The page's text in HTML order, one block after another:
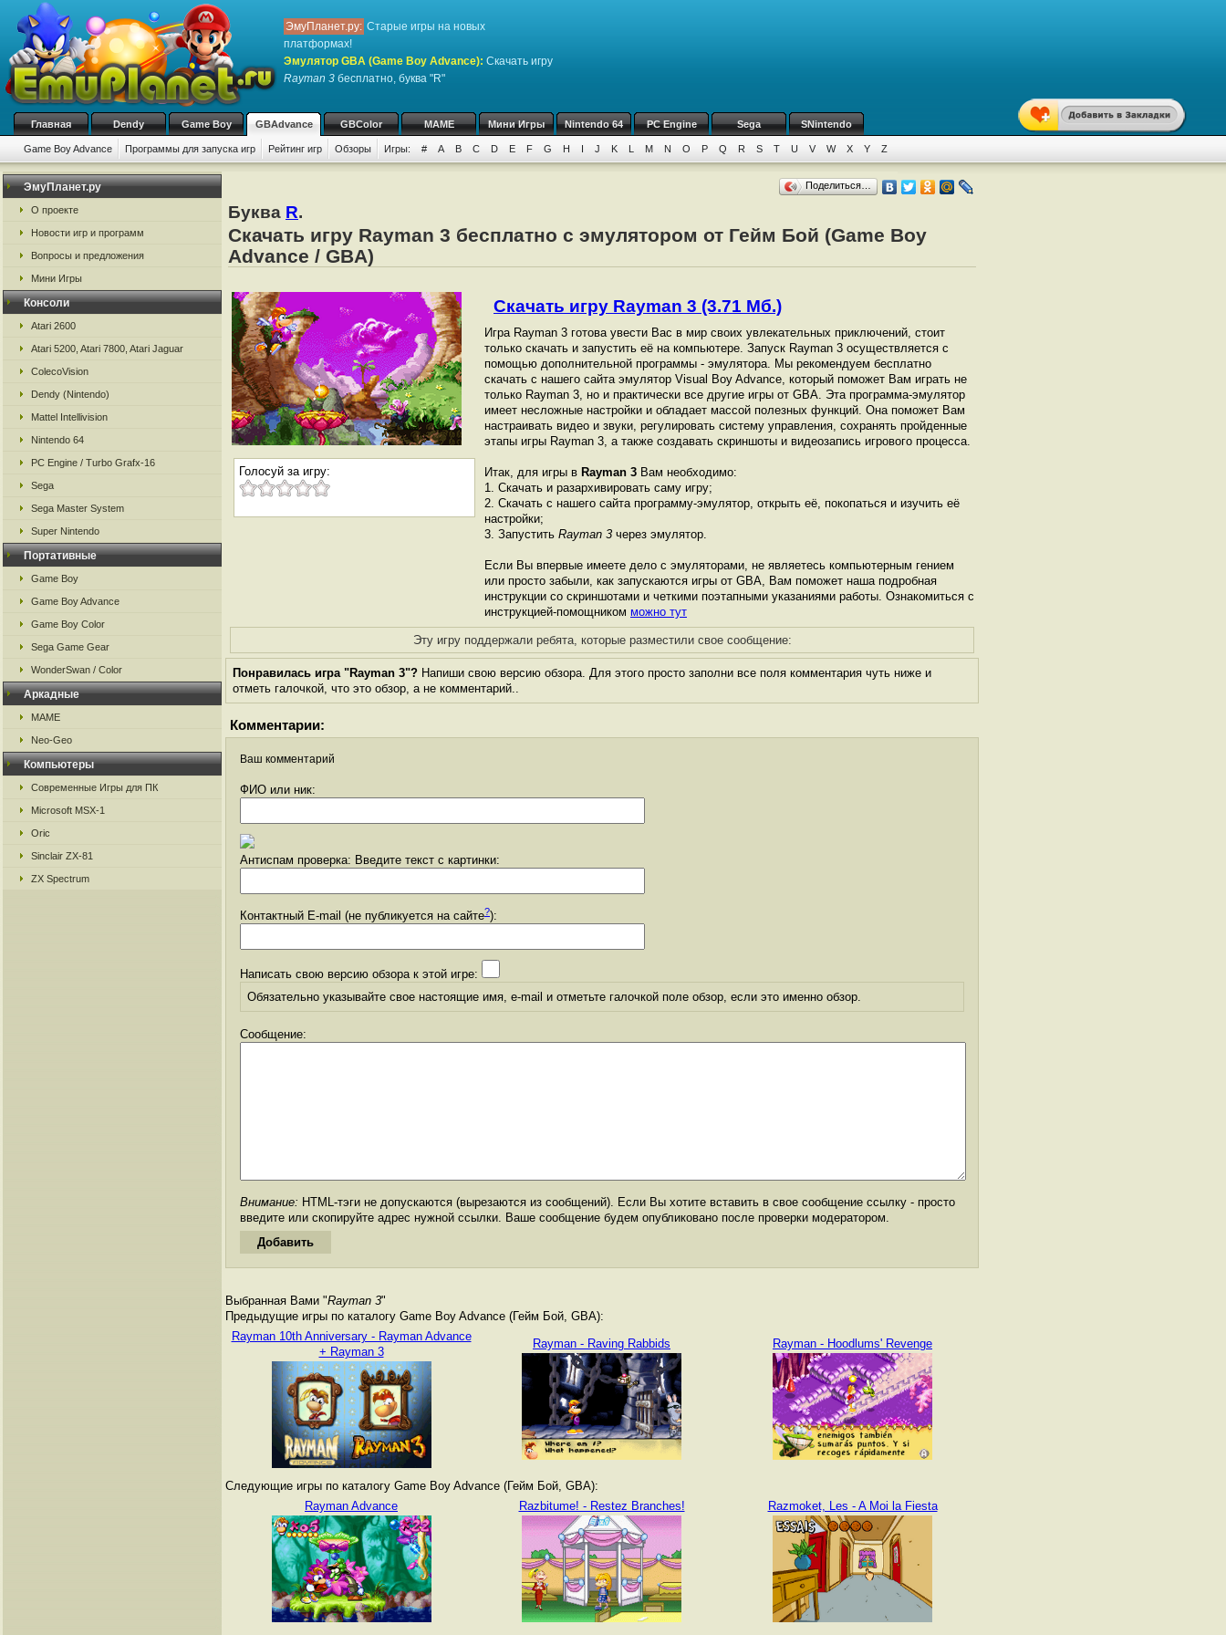
ЭмуПланет.ру: Старые игры на новых
платформах!
Эмулятор GBA (Game Boy Advance): Скачать игру
Rayman 3 бесплатно, буква "R"
Главная Dendy Game Boy GBAdvance GBColor MAME Мини Игры Nintendo 64 PC Engine Sega SNintendo
Game Boy Advance Программы для запуска игр Рейтинг игр Обзоры Игры: # A B C D E F G H I J K L M N O P Q R S T U V W X Y Z
ЭмуПланет.ру
О проекте
Новости игр и программ
Вопросы и предложения
Мини Игры
Консоли
Atari 2600
Atari 5200, Atari 7800, Atari Jaguar
ColecoVision
Dendy (Nintendo)
Mattel Intellivision
Nintendo 64
PC Engine / Turbo Grafx-16
Sega
Sega Master System
Super Nintendo
Портативные
Game Boy
Game Boy Advance
Game Boy Color
Sega Game Gear
WonderSwan / Color
Аркадные
MAME
Neo-Geo
Компьютеры
Современные Игры для ПК
Microsoft MSX-1
Oric
Sinclair ZX-81
ZX Spectrum
Поделиться…
Буква R.
Скачать игру Rayman 3 бесплатно с эмулятором от Гейм Бой (Game Boy
Advance / GBA)
Голосуй за игру:
Скачать игру Rayman 3 (3.71 Мб.)
Игра Rayman 3 готова увести Вас в мир своих увлекательных приключений, стоит
только скачать и запустить её на компьютере. Запуск Rayman 3 осуществляется с
помощью дополнительной программы - эмулятора. Мы рекомендуем бесплатно
скачать с нашего сайта эмулятор Visual Boy Advance, который поможет Вам играть не
только Rayman 3, но и практически все другие игры от GBА. Эта программа-эмулятор
имеет несложные настройки и обладает массой полезных функций. Она поможет Вам
настраивать видео и звуки, регулировать систему управления, сохранять пройденные
этапы игры Rayman 3, а также создавать скриншоты и видеозапись игрового процесса.
Итак, для игры в Rayman 3 Вам необходимо:
1. Скачать и разархивировать саму игру;
2. Скачать с нашего сайта программу-эмулятор, открыть её, покопаться и изучить её
настройки;
3. Запустить Rayman 3 через эмулятор.
Если Вы впервые имеете дело с эмуляторами, не являетесь компьютерным гением
или просто забыли, как запускаются игры от GBА, Вам поможет наша подробная
инструкции со скриншотами и четкими поэтапными указаниями работы. Ознакомиться с
инструкцией-помощником можно тут
Эту игру поддержали ребята, которые разместили свое сообщение:
Понравилась игра "Rayman 3"? Напиши свою версию обзора. Для этого просто заполни все поля комментария чуть ниже и
отметь галочкой, что это обзор, а не комментарий..
Комментарии:
Ваш комментарий
ФИО или ник:
Антиспам проверка: Введите текст с картинки:
Контактный E-mail (не публикуется на сайте?):
Написать свою версию обзора к этой игре:
Обязательно указывайте свое настоящие имя, e-mail и отметьте галочкой поле обзор, если это именно обзор.
Сообщение:
Внимание: HTML-тэги не допускаются (вырезаются из сообщений). Если Вы хотите вставить в свое сообщение ссылку - просто
введите или скопируйте адрес нужной ссылки. Ваше сообщение будем опубликовано после проверки модератором.
Выбранная Вами "Rayman 3"
Предыдущие игры по каталогу Game Boy Advance (Гейм Бой, GBA):
Rayman 10th Anniversary - Rayman Advance
+ Rayman 3
Rayman - Raving Rabbids Rayman - Hoodlums' Revenge
Следующие игры по каталогу Game Boy Advance (Гейм Бой, GBA):
Rayman Advance
Razbitume! - Restez Branches! Razmoket, Les - A Moi la Fiesta